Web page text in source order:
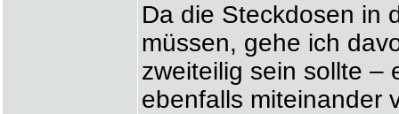
Da die Steckdosen in
müssen, gehe ich
zweiteilig sein sollte –
ebenfalls miteinander